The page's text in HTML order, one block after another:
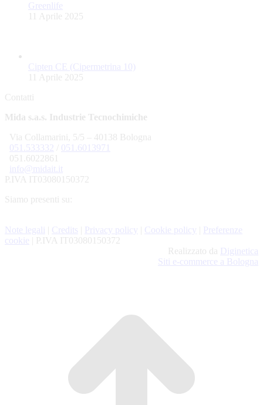
Greenlife
11 Aprile 2025
Cipten CE (Cipermetrina 10)
11 Aprile 2025
Contatti
Mida s.a.s. Industrie Tecnochimiche
Via Collamarini, 5/5 – 40138 Bologna
051.533332
051.6013971
051.6022861
info@midait.it
P.IVA IT03080150372
Siamo presenti su:
Note legali Credits Privacy policy Cookie policy
Preferenze
cookie | P.IVA IT03080150372
Realizzato da Diginetica
Siti e-commerce a Bologna